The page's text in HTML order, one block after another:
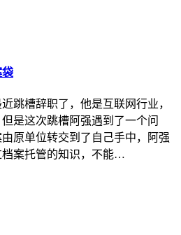
袋
跳槽辞职了，他是互联网行业，
是这次跳槽阿强遇到了一个问
原单位转交到了自己手中，阿强
案托管的知识，不能…